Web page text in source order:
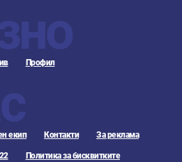
Профил
екип Контакти За реклама
Политика за бисквитките